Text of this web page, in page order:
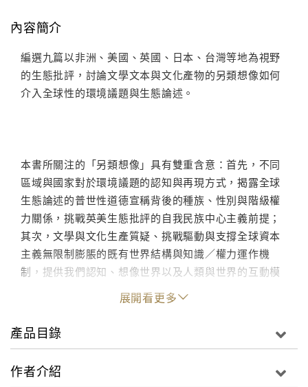
內容簡介
編選九篇以非洲、美國、英國、日本、台灣等地為視野
的生態批評，討論文學文本與文化產物的另類想像如何
介入全球性的環境議題與生態論述。
本書所關注的「另類想像」具有雙重含意：首先，不同
區域與國家對於環境議題的認知與再現方式，揭露全球
生態論述的普世性道德宣稱背後的種族、性別與階級權
力關係，挑戰英美生態批評的自我民族中心主義前提；
其次，文學與文化生產質疑、挑戰驅動與支撐全球資本
主義無限制膨脹的既有世界結構與知識／權力運作機
制，提供我們認知、想像世界以及人類與世界的互動模
譯介者，如何透過文化產物的想像力量，洞察全球環境
展開看更多
產品目錄
作者介紹